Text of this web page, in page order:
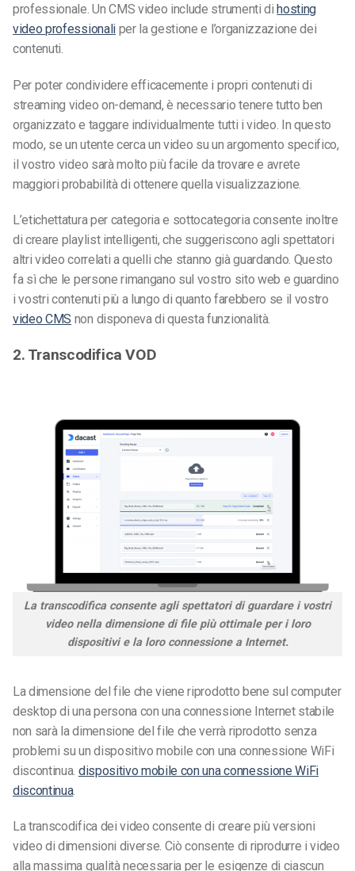
professionale. Un CMS video include strumenti dihosting
video professionaliper la gestione e l’organizzazione dei
contenuti.
Per poter condividere efficacemente i propri contenuti di
streaming video on-demand, è necessario tenere tutto ben
organizzato e taggare individualmente tutti i video. In questo
modo, se un utente cerca un video su un argomento specifico,
il vostro video sarà molto più facile da trovare e avrete
maggiori probabilità di ottenere quella visualizzazione.
L’etichettatura per categoria e sottocategoria consente inoltre
di creare playlist intelligenti, che suggeriscono agli spettatori
altri video correlati a quelli che stanno già guardando. Questo
fa sì che le persone rimangano sul vostro sito web e guardino
i vostri contenuti più a lungo di quanto farebbero se il vostro
video CMS non disponeva di questa funzionalità.
2. Transcodifica VOD
La transcodifica consente agli spettatori di guardare i vostri
video nella dimensione di file più ottimale per i loro
dispositivi e la loro connessione a Internet.
La dimensione del file che viene riprodotto bene sul computer
desktop di una persona con una connessione Internet stabile
non sarà la dimensione del file che verrà riprodotto senza
problemi su un dispositivo mobile con una connessione WiFi
discontinua. dispositivo mobile con una connessione WiFi
discontinua.
La transcodifica dei video consente di creare più versioni
video di dimensioni diverse. Ciò consente di riprodurre i video
alla massima qualità necessaria per le esigenze di ciascun